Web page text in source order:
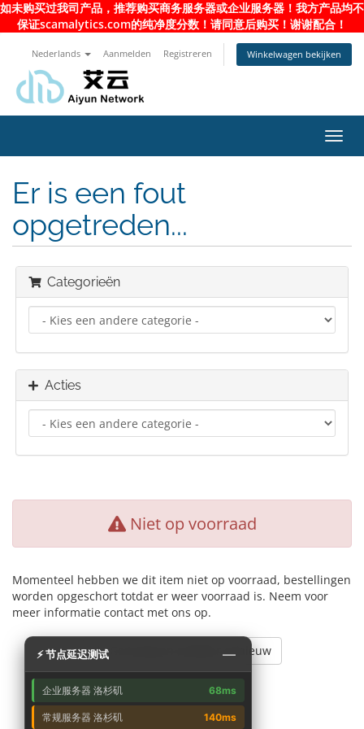
如未购买过我司产品，推荐购买商务服务器或企业服务器！我方产品均不
保证scamalytics.com的纯净度分数！请同意后购买！谢谢配合！
Nederlands Aanmelden Registreren Winkelwagen bekijken
in-/
Er is een fout
opgetreden...
Categorieën
Acties
Niet op voorraad
Momenteel hebben we dit item niet op voorraad, bestellingen
worden opgeschort totdat er weer voorraad is. Neem voor
meer informatie contact met ons op.
Ga terug en probeer opnieuw
⚡ 节点延迟测试 —
企业服务器 洛杉矶 68ms
常规服务器 洛杉矶 140ms